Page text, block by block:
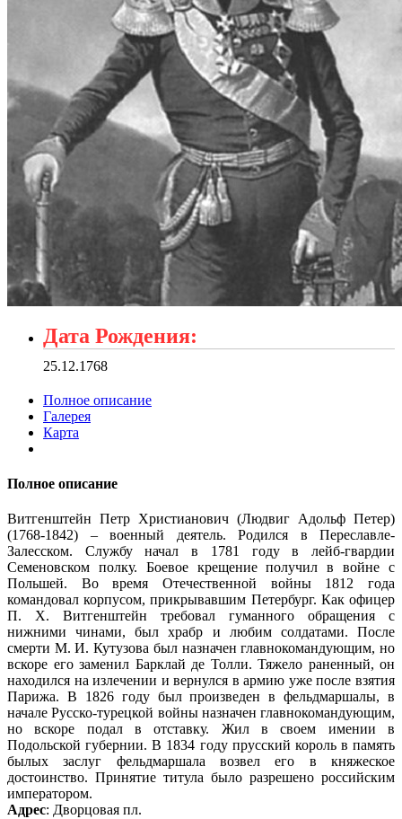
Дата Рождения:
25.12.1768
Полное описание
Галерея
Карта
Полное описание
Витгенштейн Петр Христианович (Людвиг Адольф Петер)
(1768-1842) – военный деятель. Родился в Переславле-
Залесском. Службу начал в 1781 году в лейб-гвардии
Семеновском полку. Боевое крещение получил в войне с
Польшей. Во время Отечественной войны 1812 года
командовал корпусом, прикрывавшим Петербург. Как офицер
П. Х. Витгенштейн требовал гуманного обращения с
нижними чинами, был храбр и любим солдатами. После
смерти М. И. Кутузова был назначен главнокомандующим, но
вскоре его заменил Барклай де Толли. Тяжело раненный, он
находился на излечении и вернулся в армию уже после взятия
Парижа. В 1826 году был произведен в фельдмаршалы, в
начале Русско-турецкой войны назначен главнокомандующим,
но вскоре подал в отставку. Жил в своем имении в
Подольской губернии. В 1834 году прусский король в память
былых заслуг фельдмаршала возвел его в княжеское
достоинство. Принятие титула было разрешено российским
императором.
Адрес: Дворцовая пл.